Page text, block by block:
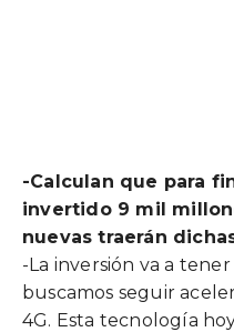
-Calculan que para
invertido 9 mil
nuevas traerán
-La inversión va a
buscamos seguir
4G. Esta tecnología